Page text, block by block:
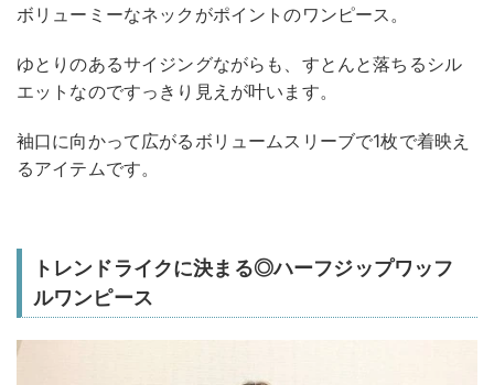
ボリューミーなネックがポイントのワンピース。
ゆとりのあるサイジングながらも、すとんと落ちるシル
エットなのですっきり見えが叶います。
袖口に向かって広がるボリュームスリーブで1枚で着映え
るアイテムです。
トレンドライクに決まる◎ハーフジップワッフ
ルワンピース